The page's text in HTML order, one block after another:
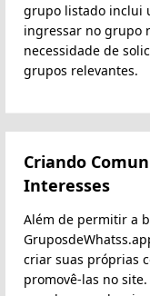
grupo listado inclui
ingressar no grupo
necessidade de
grupos relevantes.
Criando
Interesses
Além de permitir a
criar suas próprias
promovê-las no